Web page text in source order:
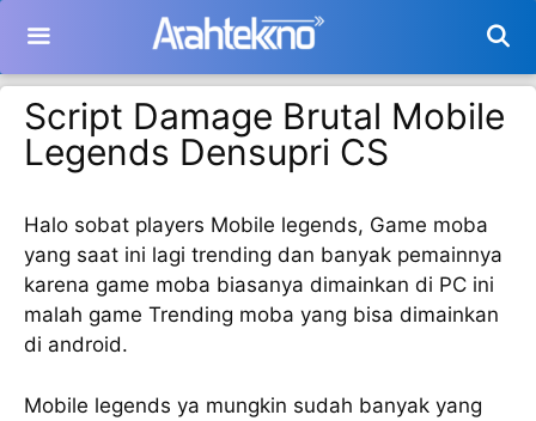
isi
Script Damage Brutal Mobile
Legends Densupri CS
Halo sobat players Mobile legends, Game moba
yang saat ini lagi trending dan banyak pemainnya
karena game moba biasanya dimainkan di PC ini
malah game Trending moba yang bisa dimainkan
di android.
Mobile legends ya mungkin sudah banyak yang